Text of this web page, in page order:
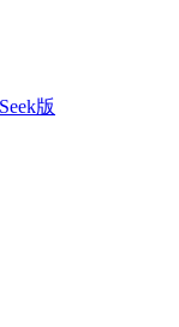
版